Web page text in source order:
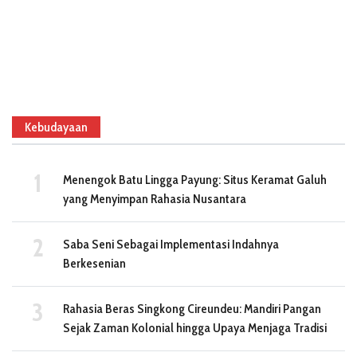
Kebudayaan
Menengok Batu Lingga Payung: Situs Keramat Galuh
yang Menyimpan Rahasia Nusantara
Saba Seni Sebagai Implementasi Indahnya
Berkesenian
Rahasia Beras Singkong Cireundeu: Mandiri Pangan
Sejak Zaman Kolonial hingga Upaya Menjaga Tradisi